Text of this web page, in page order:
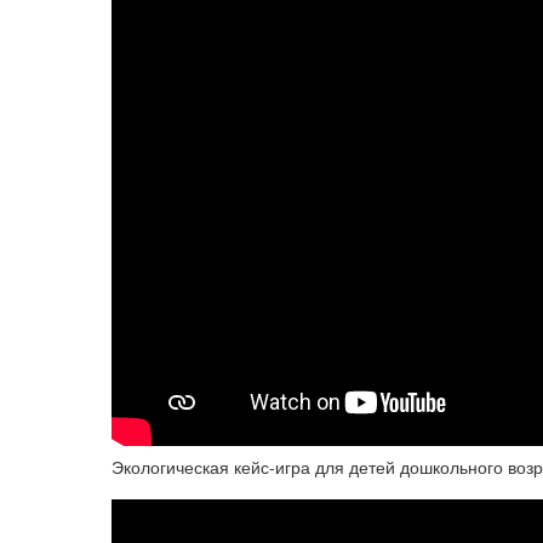
Экологическая кейс-игра для детей дошкольного